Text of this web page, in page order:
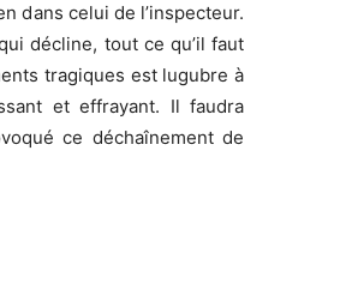
dans celui de l’inspecteur.
décline, tout ce qu’il faut
tragiques est lugubre à
et effrayant. Il faudra
ce déchaînement de